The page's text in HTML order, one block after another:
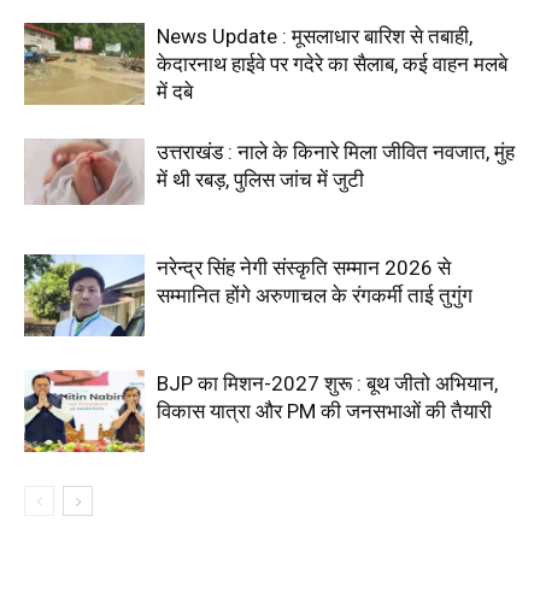
News Update : मूसलाधार बारिश से तबाही,
केदारनाथ हाईवे पर गदेरे का सैलाब, कई वाहन मलबे
में दबे
उत्तराखंड : नाले के किनारे मिला जीवित नवजात, मुंह
में थी रबड़, पुलिस जांच में जुटी
नरेन्द्र सिंह नेगी संस्कृति सम्मान 2026 से
सम्मानित होंगे अरुणाचल के रंगकर्मी ताई तुगुंग
BJP का मिशन-2027 शुरू : बूथ जीतो अभियान,
विकास यात्रा और PM की जनसभाओं की तैयारी